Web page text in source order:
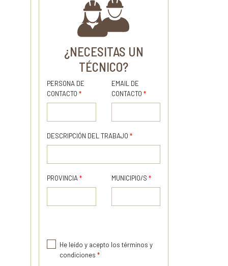
¿NECESITAS UN
TÉCNICO?
PERSONA DE
CONTACTO *
EMAIL DE
CONTACTO *
DESCRIPCIÓN DEL TRABAJO *
PROVINCIA * MUNICIPIO/S *
He leído y acepto los términos y
condiciones *